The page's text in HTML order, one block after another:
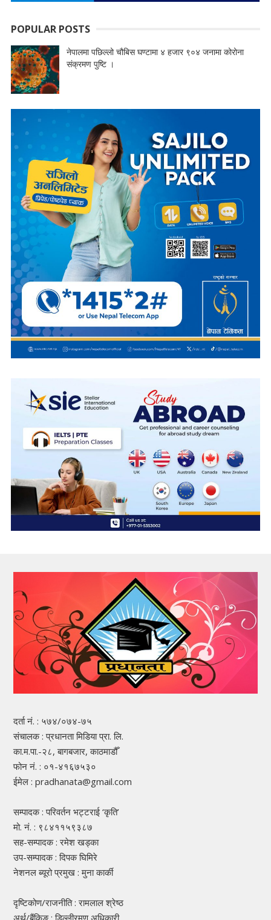
POPULAR POSTS
नेपालमा पछिल्लो चौबिस घण्टामा ४ हजार ९०४ जनामा कोरोना
संक्रमण पुष्टि ।
दर्ता नं. : ५७४/०७४-७५
संचालक : प्रधानता मिडिया प्रा. लि.
का.म.पा.-२८, बागबजार, काठमाडौँ
फोन नं. : ०१-४१६७५३०
ईमेल : pradhanata@gmail.com
सम्पादक : परिवर्तन भट्टराई ‘कृति’
मो. नं. : ९८४११५९३८७
सह-सम्पादक : रमेश खड्का
उप-सम्पादक : दिपक घिमिरे
नेशनल ब्यूरो प्रमुख : मुना कार्की
दृष्टिकोण/राजनीति : रामलाल श्रेष्ठ